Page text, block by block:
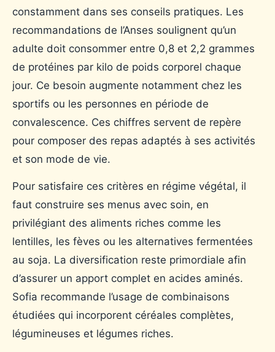
constamment dans ses conseils pratiques. Les
recommandations de l’Anses soulignent qu’un
adulte doit consommer entre 0,8 et 2,2 grammes
de protéines par kilo de poids corporel chaque
jour. Ce besoin augmente notamment chez les
sportifs ou les personnes en période de
convalescence. Ces chiffres servent de repère
pour composer des repas adaptés à ses activités
et son mode de vie.
Pour satisfaire ces critères en régime végétal, il
faut construire ses menus avec soin, en
privilégiant des aliments riches comme les
lentilles, les fèves ou les alternatives fermentées
au soja. La diversification reste primordiale afin
d’assurer un apport complet en acides aminés.
Sofia recommande l’usage de combinaisons
étudiées qui incorporent céréales complètes,
légumineuses et légumes riches.